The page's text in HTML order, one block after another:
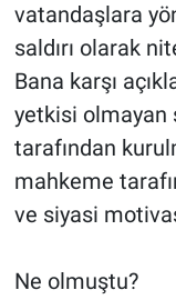
vatandaşlara
saldırı olarak
Bana karşı
yetkisi
tarafından
mahkeme
ve siyasi
Ne olmuştu?